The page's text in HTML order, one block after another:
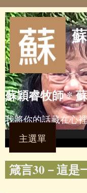
Skip to main content
蘇穎睿牧師 *
我將你的話藏在心
主選單
箴言30－這是